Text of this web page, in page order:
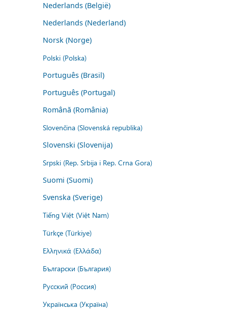
Nederlands (België)
Nederlands (Nederland)
Norsk (Norge)
Polski (Polska)
Português (Brasil)
Português (Portugal)
Română (România)
Slovenčina (Slovenská republika)
Slovenski (Slovenija)
Srpski (Rep. Srbija i Rep. Crna Gora)
Suomi (Suomi)
Svenska (Sverige)
Tiếng Việt (Việt Nam)
Türkçe (Türkiye)
Ελληνικά (Ελλάδα)
Български (България)
Русский (Россия)
Українська (Україна)